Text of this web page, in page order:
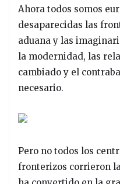
Ahora todos somos
desaparecidas las
aduana y las
la modernidad, las
cambiado y el
necesario.
Pero no todos los
fronterizos corrieron